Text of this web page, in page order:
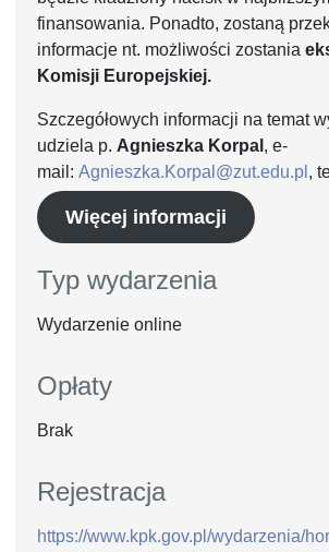
finansowania. Ponadto, zostaną
informacje nt. możliwości zostania
Komisji Europejskiej.
Szczegółowych informacji na temat
udziela p. Agnieszka Korpal , e-
mail: Agnieszka.Korpal@zut.edu.pl ,
Więcej informacji
Typ wydarzenia
Wydarzenie online
Opłaty
Brak
Rejestracja
https://www.kpk.gov.pl/wydarzenia/